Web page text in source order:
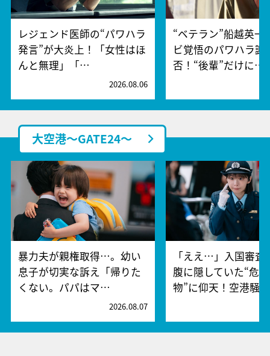
レジェンド医師の“パワハラ
発言”が大炎上！「女性はほ
んと無理」「…
2026.08.06
“ベテラン”船越英一
ビ覚悟のパワハラ謝
否！“後輩”だけに…
大空港～GATE24～
暴力夫が親権取得…。幼い
息子が切実な訴え「帰りた
くない。パパはマ…
2026.08.07
「ええ…」入国審査
腹に隠していた“危
物”に仰天！空港騒